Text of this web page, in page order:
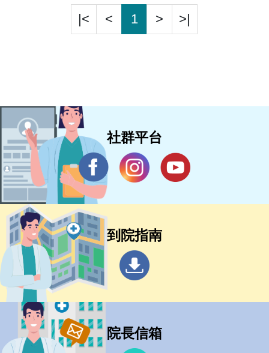
|< < 1 > >|
社群平台
到院指南
院長信箱